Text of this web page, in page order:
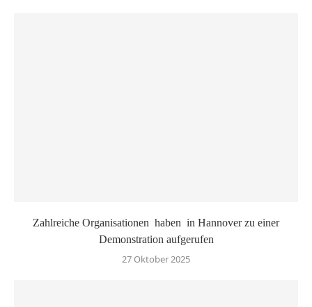
Zahlreiche Organisationen haben in Hannover zu einer
Demonstration aufgerufen
27 Oktober 2025